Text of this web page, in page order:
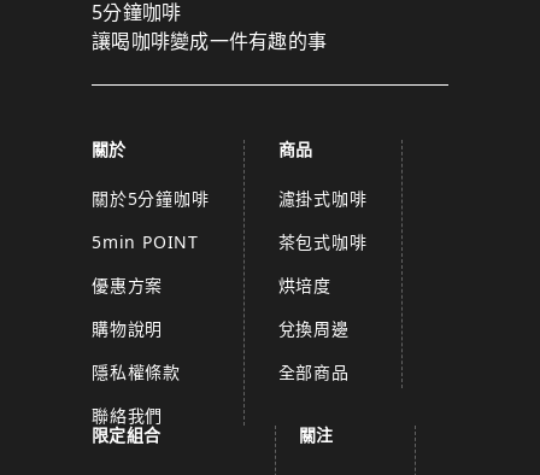
5分鐘咖啡
讓喝咖啡變成一件有趣的事
關於
關於5分鐘咖啡
5min POINT
優惠方案
購物說明
隱私權條款
聯絡我們
商品
濾掛式咖啡
茶包式咖啡
烘培度
兌換周邊
全部商品
限定組合 關注